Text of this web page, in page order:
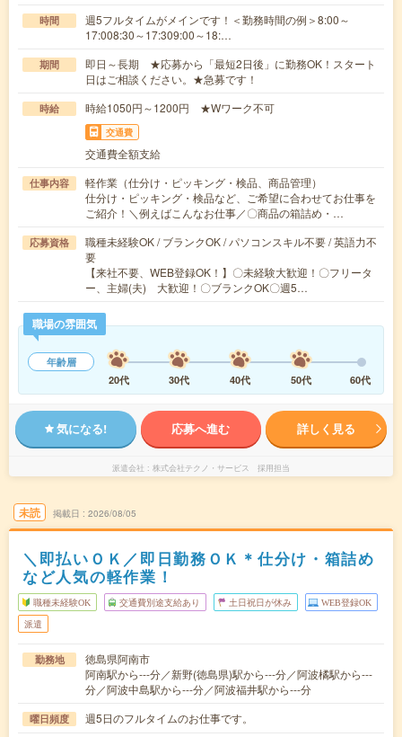
時間
週5フルタイムがメインです！＜勤務時間の例＞8:00～
17:008:30～17:309:00～18:…
期間
即日～長期 ★応募から「最短2日後」に勤務OK！スタート
日はご相談ください。★急募です！
時給 時給1050円～1200円 ★Wワーク不可
交通費
交通費全額支給
仕事内容
軽作業（仕分け・ピッキング・検品、商品管理）
仕分け・ピッキング・検品など、ご希望に合わせてお仕事を
ご紹介！＼例えばこんなお仕事／〇商品の箱詰め・…
応募資格
職種未経験OK / ブランクOK / パソコンスキル不要 / 英語力不
要
【来社不要、WEB登録OK！】〇未経験大歓迎！〇フリータ
ー、主婦(夫) 大歓迎！〇ブランクOK〇週5…
職場の雰囲気
年齢層
20代
30代 40代 50代 60代
気になる! 応募へ進む 詳しく見る
派遣会社 株式会社テクノ・サービス 採用担当
未読 掲載日 2026/08/05
＼即払いＯＫ／即日勤務ＯＫ＊仕分け・箱詰め
など人気の軽作業！
職種未経験OK 交通費別途支給あり 土日祝日が休み WEB登録OK
派遣
勤務地
徳島県阿南市
阿南駅から---分／新野(徳島県)駅から---分／阿波橘駅から---
分／阿波中島駅から---分／阿波福井駅から---分
曜日頻度 週5日のフルタイムのお仕事です。